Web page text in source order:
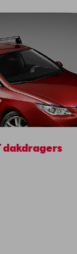
dakdragers